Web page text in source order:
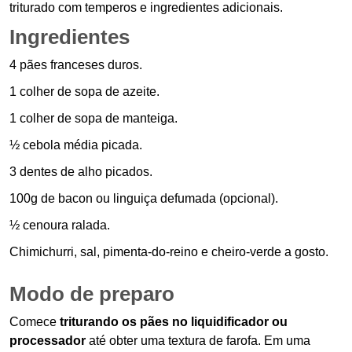
triturado com temperos e ingredientes adicionais.
Ingredientes
4 pães franceses duros.
1 colher de sopa de azeite.
1 colher de sopa de manteiga.
½ cebola média picada.
3 dentes de alho picados.
100g de bacon ou linguiça defumada (opcional).
½ cenoura ralada.
Chimichurri, sal, pimenta-do-reino e cheiro-verde a gosto.
Modo de preparo
Comece triturando os pães no liquidificador ou
processador até obter uma textura de farofa. Em uma